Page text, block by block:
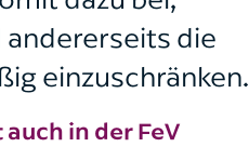
die
einzuschränken.
in der FeV